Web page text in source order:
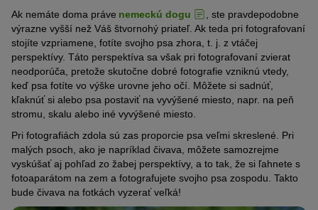
Ak nemáte doma práve nemeckú dogu
, ste pravdepodobne
výrazne vyšší než Váš štvornohý priateľ. Ak teda pri fotografovaní
stojíte vzpriamene, fotíte svojho psa zhora, t. j. z vtáčej
perspektívy. Táto perspektíva sa však pri fotografovaní zvierat
neodporúča, pretože skutočne dobré fotografie vzniknú vtedy,
keď psa fotíte vo výške urovne jeho očí. Môžete si sadnúť,
kľaknúť si alebo psa postaviť na vyvýšené miesto, napr. na peň
stromu, skalu alebo iné vyvýšené miesto.
Pri fotografiách zdola sú zas proporcie psa veľmi skreslené. Pri
malých psoch, ako je napríklad čivava, môžete samozrejme
vyskúšať aj pohľad zo žabej perspektívy, a to tak, že si ľahnete s
fotoaparátom na zem a fotografujete svojho psa zospodu. Takto
bude čivava na fotkách vyzerať veľká!